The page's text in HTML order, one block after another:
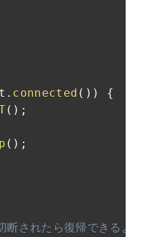
. connected ( ) )
{
( ) ;
( ) ;
されたら復帰できるよう